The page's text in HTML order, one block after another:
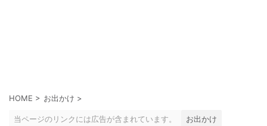
HOME > お出かけ >
当ページのリンクには広告が含まれています。 お出かけ